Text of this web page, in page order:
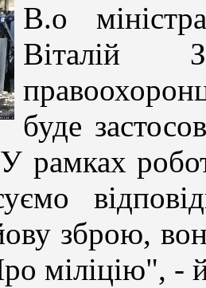
В.о
Віталій
буде
рамках
зброю,
міліцію", -